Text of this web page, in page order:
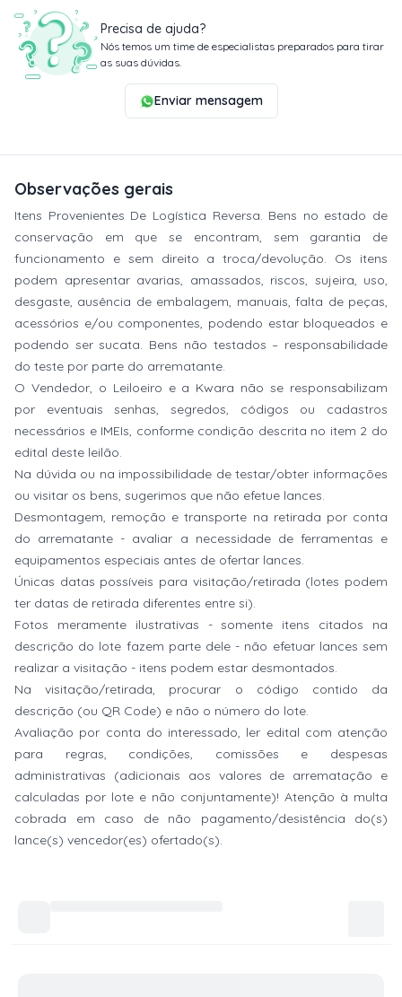
Precisa de ajuda?
Nós temos um time de especialistas preparados para tirar
as suas dúvidas.
Enviar mensagem
Observações gerais
Itens Provenientes De Logística Reversa. Bens no estado de
conservação em que se encontram, sem garantia de
funcionamento e sem direito a troca/devolução. Os itens
podem apresentar avarias, amassados, riscos, sujeira, uso,
desgaste, ausência de embalagem, manuais, falta de peças,
acessórios e/ou componentes, podendo estar bloqueados e
podendo ser sucata. Bens não testados – responsabilidade
do teste por parte do arrematante.
O Vendedor, o Leiloeiro e a Kwara não se responsabilizam
por eventuais senhas, segredos, códigos ou cadastros
necessários e IMEIs, conforme condição descrita no item 2 do
edital deste leilão.
Na dúvida ou na impossibilidade de testar/obter informações
ou visitar os bens, sugerimos que não efetue lances.
Desmontagem, remoção e transporte na retirada por conta
do arrematante - avaliar a necessidade de ferramentas e
equipamentos especiais antes de ofertar lances.
Únicas datas possíveis para visitação/retirada (lotes podem
ter datas de retirada diferentes entre si).
Fotos meramente ilustrativas - somente itens citados na
descrição do lote fazem parte dele - não efetuar lances sem
realizar a visitação - itens podem estar desmontados.
Na visitação/retirada, procurar o código contido da
descrição (ou QR Code) e não o número do lote.
Avaliação por conta do interessado, ler edital com atenção
para regras, condições, comissões e despesas
administrativas (adicionais aos valores de arrematação e
calculadas por lote e não conjuntamente)! Atenção à multa
cobrada em caso de não pagamento/desistência do(s)
lance(s) vencedor(es) ofertado(s).